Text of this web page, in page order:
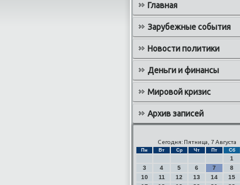
Главная
Зарубежные события
Новости политики
Деньги и финансы
Мировой кризис
Архив записей
Сегодня: Пятница, 7 Августа
Пн Вт Ср Чт Пт Сб
1
3
4 5 6 7 8
10
11 12 13 14 15